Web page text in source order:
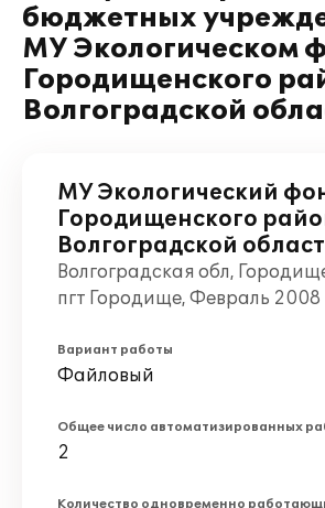
бюджетных
МУ Экологическом
Городищенского
Волгоградской
МУ Экологический
Городищенского
Волгоградской
Волгоградская обл,
пгт Городище, Февраль 2008
Вариант работы
Файловый
Общее число автоматизированных
2
Количество одновременно